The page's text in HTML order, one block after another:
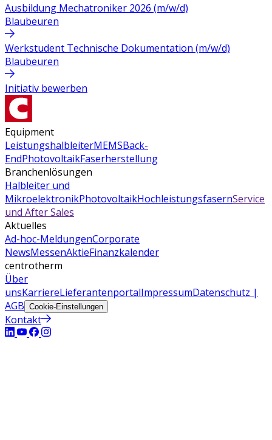
Ausbildung Mechatroniker 2026 (m/w/d)
Blaubeuren
Werkstudent Technische Dokumentation (m/w/d)
Blaubeuren
Initiativ bewerben
Equipment
LeistungshalbleiterMEMSBack-
EndPhotovoltaikFaserherstellung
Branchenlösungen
Halbleiter und
MikroelektronikPhotovoltaikHochleistungsfasernService
und After Sales
Aktuelles
Ad-hoc-MeldungenCorporate
NewsMessenAktieFinanzkalender
centrotherm
Über
unsKarriereLieferantenportalImpressumDatenschutz |
AGB Cookie-Einstellungen
Kontakt